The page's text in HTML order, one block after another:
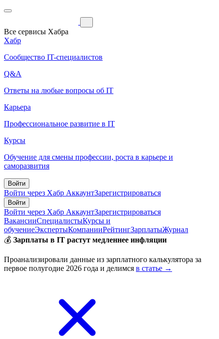
Все сервисы Хабра
Хабр
Сообщество IT-специалистов
Q&A
Ответы на любые вопросы об IT
Карьера
Профессиональное развитие в IT
Курсы
Обучение для смены профессии, роста в карьере и
саморазвития
Войти
Войти через Хабр АккаунтЗарегистрироваться
Войти
Войти через Хабр АккаунтЗарегистрироваться
ВакансииСпециалистыКурсы и
обучениеЭкспертыКомпанииРейтингЗарплатыЖурнал
💰 Зарплаты в IT растут медленнее инфляции
Проанализировали данные из зарплатного калькулятора за
первое полугодие 2026 года и делимся в статье →